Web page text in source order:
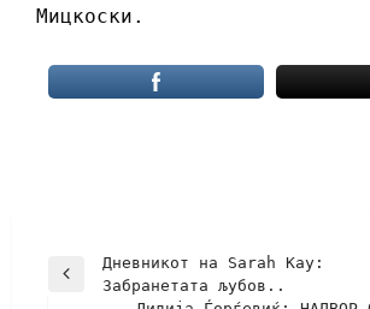
Мицкоски.
Дневникот на Sarah Kay:
Забранетата љубов..